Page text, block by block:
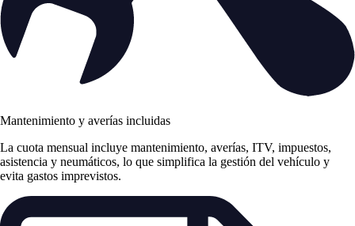
Mantenimiento y averías incluidas
La cuota mensual incluye mantenimiento, averías, ITV, impuestos,
asistencia y neumáticos, lo que simplifica la gestión del vehículo y
evita gastos imprevistos.